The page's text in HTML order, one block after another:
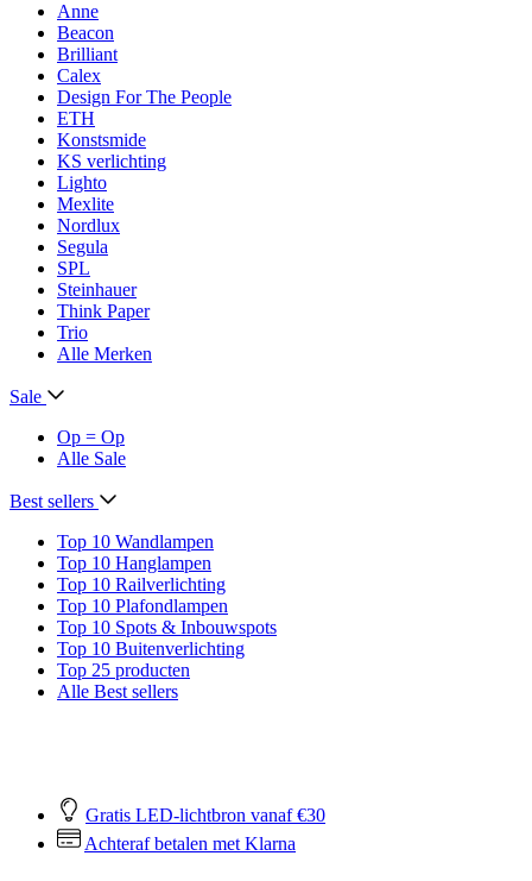
Anne
Beacon
Brilliant
Calex
Design For The People
ETH
Konstsmide
KS verlichting
Lighto
Mexlite
Nordlux
Segula
SPL
Steinhauer
Think Paper
Trio
Alle Merken
Sale
Op = Op
Alle Sale
Best sellers
Top 10 Wandlampen
Top 10 Hanglampen
Top 10 Railverlichting
Top 10 Plafondlampen
Top 10 Spots & Inbouwspots
Top 10 Buitenverlichting
Top 25 producten
Alle Best sellers
Gratis LED-lichtbron vanaf €30
Achteraf betalen met Klarna